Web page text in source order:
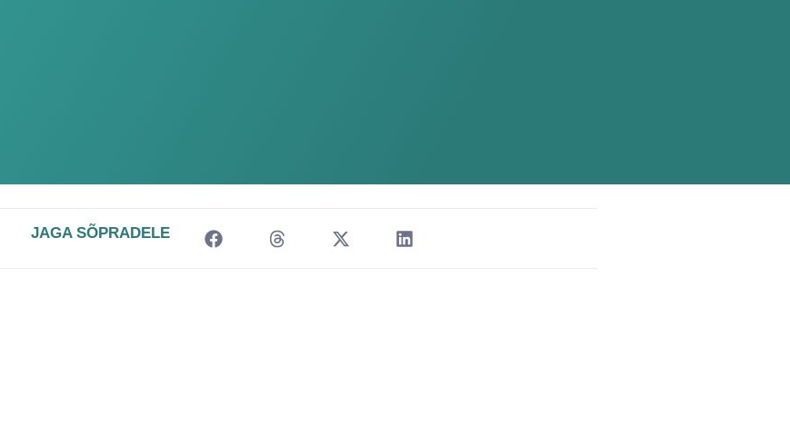
JAGA SÕPRADELE